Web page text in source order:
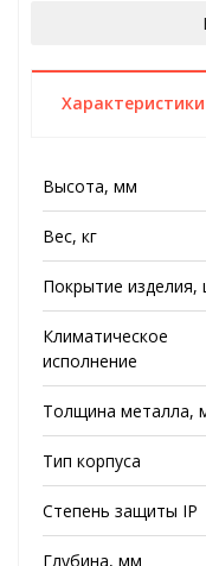
Характеристики
Высота, мм
Вес, кг
Покрытие изделия,
Климатическое
исполнение
Толщина металла,
Тип корпуса
Степень защиты IP
Глубина, мм